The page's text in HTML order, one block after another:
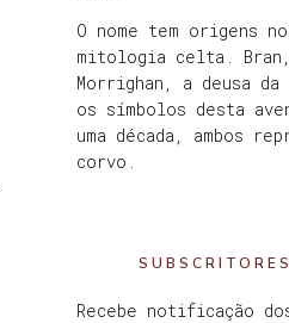
O nome tem origens
mitologia celta.
Morrighan, a deusa
os símbolos desta
uma década, ambos
corvo.
Recebe notificação